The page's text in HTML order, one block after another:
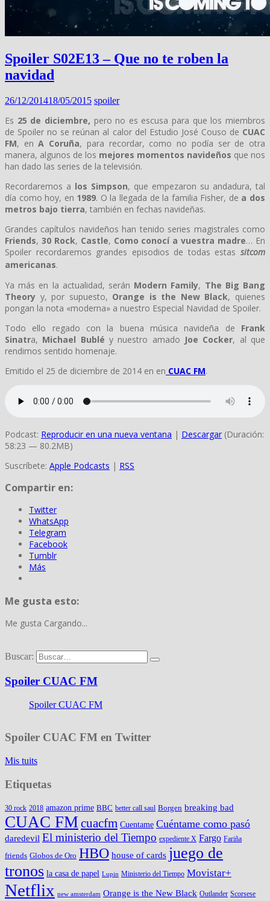
Spoiler S02E13 – Que no te roben la
navidad
26/12/201418/05/2015 spoiler
Es 25 de diciembre, pero no es escusa para que los miembros
de Spoiler no se reúnan al calor del Estudio José Couso de CUAC
FM, enA Coruña, para recordar, como no podía ser de otra
manera, algunos de los mejores momentos navideños que nos
han dado las series de la televisión.
Recordaremos a los Simpson, que empezaron su andadura, tal
día como hoy, en 1989. O la llegada de la familia Fisher, de a dos
metros bajo tierra, también en fechas navideñas.
Grandes capítulos navideños han tenido series magistrales como
Friends, 30 Rock, Castle, Como conocí a vuestra madre… En
Spoiler recordaremos grandes episodios de todas estas sitcom
americanas.
Ya más en la actualidad, serán Modern Family, The Big Bang
Theory y, por supuesto, Orange is the New Black, quienes
pongan la nota «moderna» a nuestro Especial Navidad de Spoiler.
Todo ello regado con la buena música navideña de Frank
Sinatra, Michael Bublé y nuestro amado Joe Cocker, al que
rendimos sentido homenaje.
Emitido el 25 de diciembre de 2014 en en CUAC FM.
Podcast: Reproducir en una nueva ventana | Descargar (Duración:
58:23 — 80.2MB)
Suscríbete: Apple Podcasts | RSS
Compartir en:
Twitter
WhatsApp
Telegram
Facebook
Tumblr
Más
Me gusta esto:
Me gusta Cargando...
Buscar:
Spoiler CUAC FM
Spoiler CUAC FM
Spoiler CUAC FM en Twitter
Mis tuits
Etiquetas
30 rock 2018 amazon prime BBC better call saul Borgen breaking bad
CUAC FMcuacfm Cuentame Cuéntame como pasó
daredevil El ministerio del Tiempo expediente X Fargo Fariña
friends Globos de Oro HBO house of cards juego de
tronos la casa de papel Lupin Ministerio del Tiempo Movistar+
Netflix new amsterdam Orange is the New Black Outlander Scorsese